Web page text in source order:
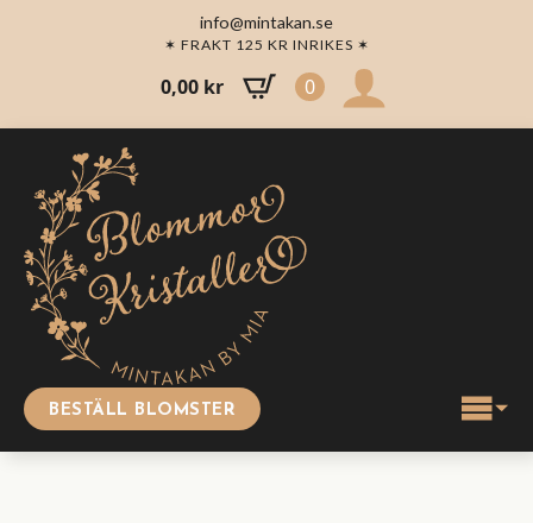
info@mintakan.se
✶ FRAKT 125 KR INRIKES ✶
0,00 kr 0
BESTÄLL BLOMSTER